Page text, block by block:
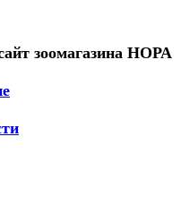
зоомагазина НОРА